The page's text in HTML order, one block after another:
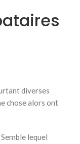
diverses
chose alors ont
lequel